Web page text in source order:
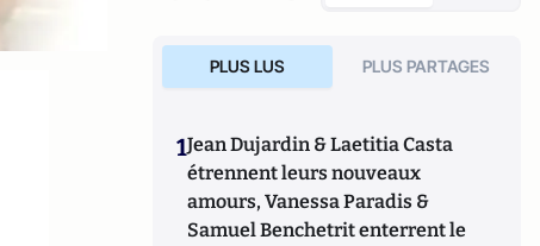
PLUS LUS PLUS PARTAGES
1Jean Dujardin & Laetitia Casta
étrennent leurs nouveaux
amours, Vanessa Paradis &
Samuel Benchetrit enterrent le